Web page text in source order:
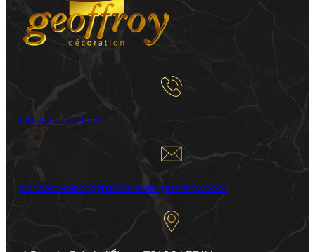
05 49 29 41 68
contact-deco@marbrerie-geoffroy.com